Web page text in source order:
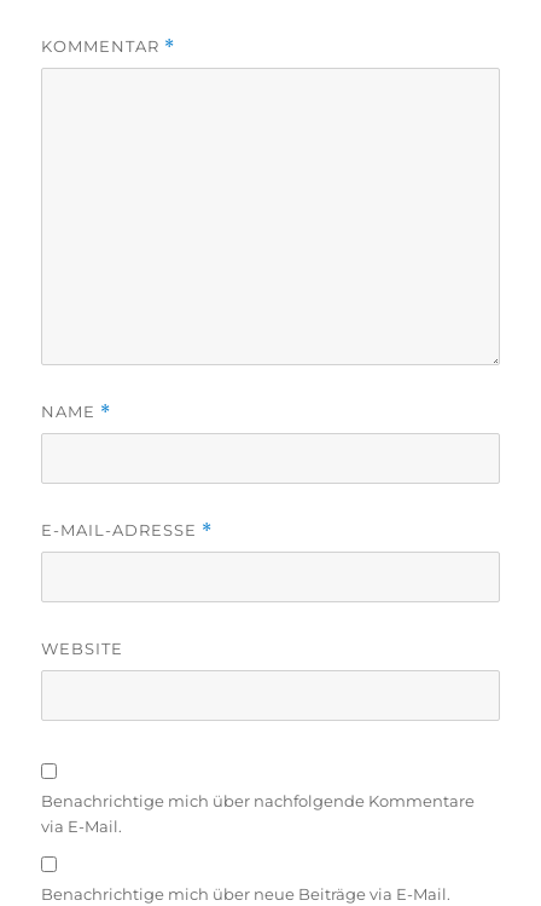
KOMMENTAR *
NAME *
E-MAIL-ADRESSE *
WEBSITE
Benachrichtige mich über nachfolgende Kommentare
via E-Mail.
Benachrichtige mich über neue Beiträge via E-Mail.